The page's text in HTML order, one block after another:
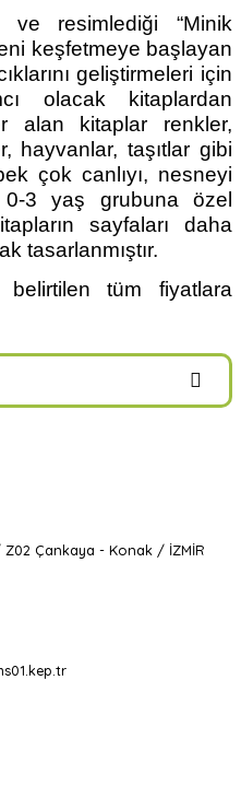
ve resimlediği “Minik
keşfetmeye başlayan
geliştirmeleri için
olacak kitaplardan
alan kitaplar renkler,
hayvanlar, taşıtlar gibi
çok canlıyı, nesneyi
0-3 yaş grubuna özel
sayfaları daha
tasarlanmıştır.
belirtilen tüm fiyatlara
Z02 Çankaya - Konak / İZMİR